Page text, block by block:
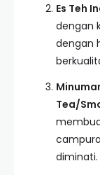
Es Teh
dengan
dengan
Tea/
diminati.